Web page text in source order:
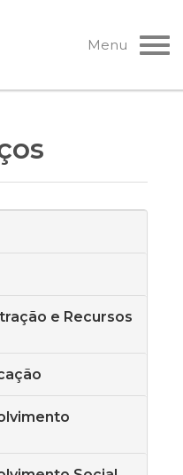
Menu
e Recursos